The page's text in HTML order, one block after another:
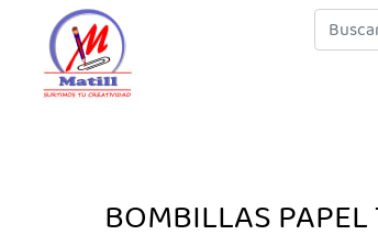
BOMBILLAS